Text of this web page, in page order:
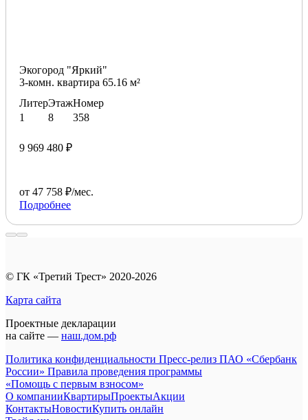
Экогород "Яркий"
3-комн. квартира 65.16 м²
Литер
1
Этаж
8
Номер
358
9 969 480 ₽
от 47 758 ₽/мес.
Подробнее
© ГК «Третий Трест» 2020-2026
Карта сайта
Проектные декларации
на сайте — наш.дом.рф
Политика конфиденциальности Пресс-релиз ПАО «Сбербанк
России» Правила проведения программы
«Помощь с первым взносом»
О компанииКвартирыПроектыАкции
КонтактыНовостиКупить онлайн